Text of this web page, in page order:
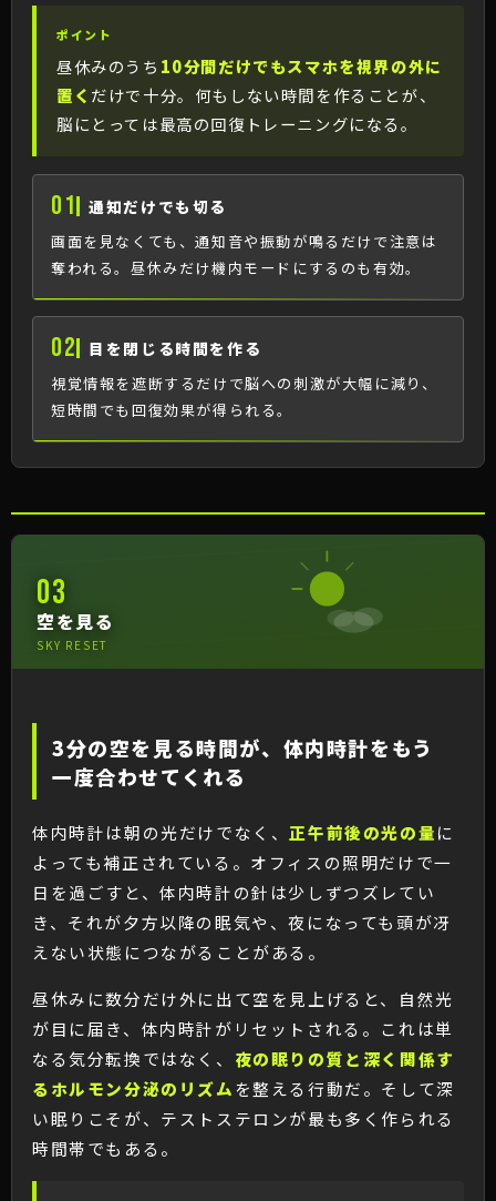
ポイント
昼休みのうち 10分間だけでもスマホを視界の外に
置く だけで十分。何もしない時間を作ることが、
脳にとっては最高の回復トレーニングになる。
01 通知だけでも切る
画面を見なくても、通知音や振動が鳴るだけで注意は
奪われる。昼休みだけ機内モードにするのも有効。
02 目を閉じる時間を作る
視覚情報を遮断するだけで脳への刺激が大幅に減り、
短時間でも回復効果が得られる。
03
空を見る
SKY RESET
3分の空を見る時間が、体内時計をもう
一度合わせてくれる
体内時計は朝の光だけでなく、正午前後の光の量に
よっても補正されている。オフィスの照明だけで一
日を過ごすと、体内時計の針は少しずつズレてい
き、それが夕方以降の眠気や、夜になっても頭が冴
えない状態につながることがある。
昼休みに数分だけ外に出て空を見上げると、自然光
が目に届き、体内時計がリセットされる。これは単
なる気分転換ではなく、 夜の眠りの質と深く関係す
るホルモン分泌のリズムを整える行動だ。そして深
い眠りこそが、テストステロンが最も多く作られる
時間帯でもある。